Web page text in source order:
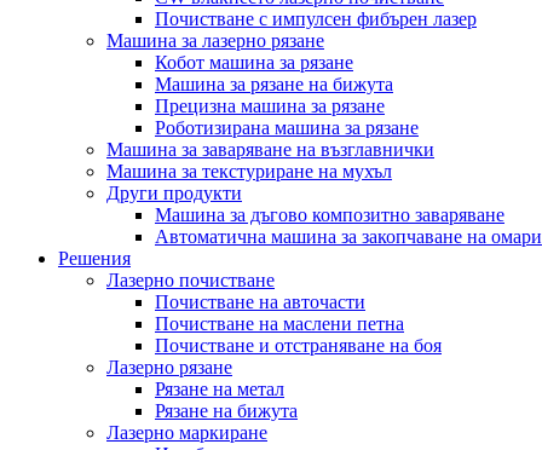
Почистване с импулсен фибърен лазер
Машина за лазерно рязане
Кобот машина за рязане
Машина за рязане на бижута
Прецизна машина за рязане
Роботизирана машина за рязане
Машина за заваряване на възглавнички
Машина за текстуриране на мухъл
Други продукти
Машина за дъгово композитно заваряване
Автоматична машина за закопчаване на омари
Решения
Лазерно почистване
Почистване на авточасти
Почистване на маслени петна
Почистване и отстраняване на боя
Лазерно рязане
Рязане на метал
Рязане на бижута
Лазерно маркиране